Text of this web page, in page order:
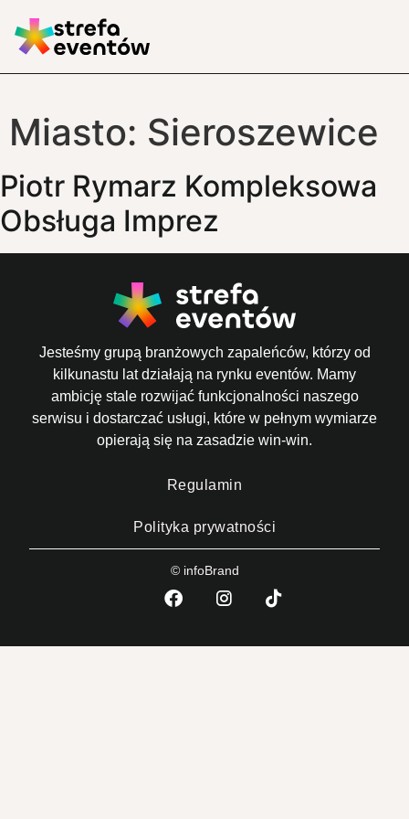
Miasto: Sieroszewice
Piotr Rymarz Kompleksowa
Obsługa Imprez
Jesteśmy grupą branżowych zapaleńców, którzy od
kilkunastu lat działają na rynku eventów. Mamy
ambicję stale rozwijać funkcjonalności naszego
serwisu i dostarczać usługi, które w pełnym wymiarze
opierają się na zasadzie win-win.
Regulamin
Polityka prywatności
© infoBrand